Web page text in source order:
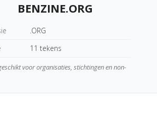
BENZINE.ORG
.ORG
11 tekens
voor organisaties, stichtingen en non-